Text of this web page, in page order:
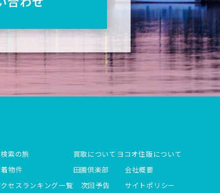
索の旅
物件
セスランキング一覧
買取について
田園倶楽部
次回予告
ヨコオ住販について
会社概要
サイトポリシー